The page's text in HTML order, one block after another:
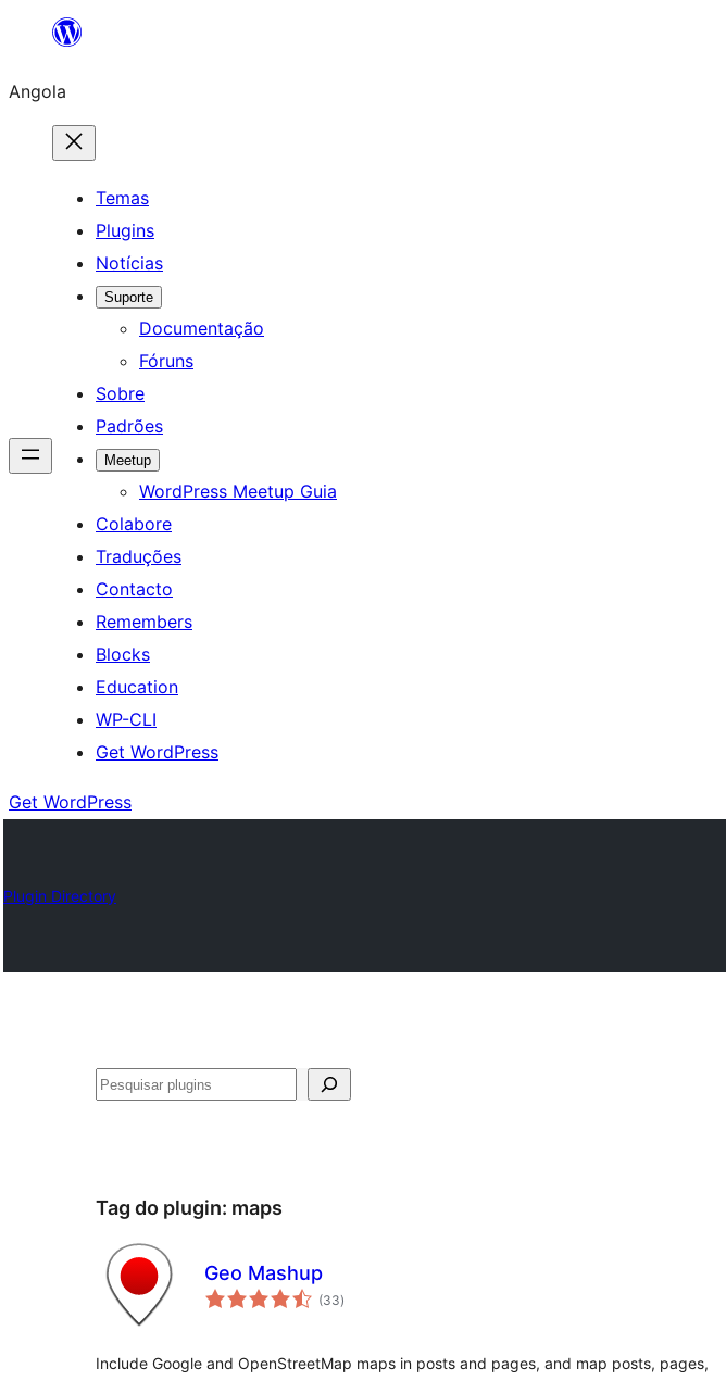
Saltar
o
conteúdo
Angola
Temas
Plugins
Notícias
Suporte
Documentação
Fóruns
Sobre
Padrões
Meetup
WordPress Meetup Guia
Colabore
Traduções
Contacto
Remembers
Blocks
Education
WP-CLI
Get WordPress
Get WordPress
Plugin Directory
Pesquisar
Tag do plugin: maps
Geo Mashup
(33avaliações
totais
)
Include Google and OpenStreetMap maps in posts and pages, and map posts, pages,